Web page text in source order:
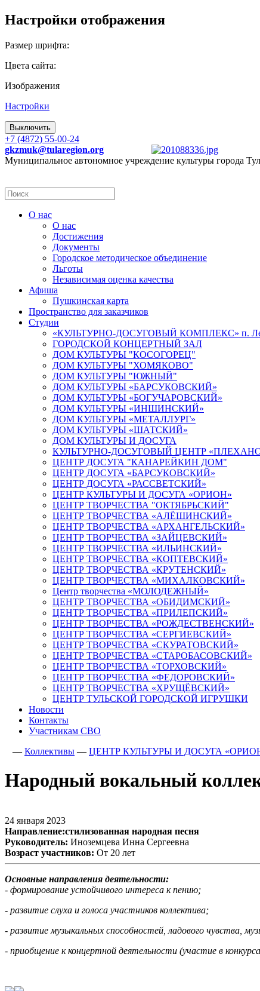
Настройки отображения
Размер шрифта:
Цвета сайта:
Изображения
Настройки
Выключить
+7 (4872) 55-00-24
gkzmuk@tularegion.org
Муниципальное автономное учреждение культуры города
О нас
О нас
Достижения
Документы
Городское методическое объединение
Льготы
Независимая оценка качества
Афиша
Пушкинская карта
Пространство для заказчиков
Студии
«КУЛЬТУРНО-ДОСУГОВЫЙ КОМПЛЕКС» п.
ГОРОДСКОЙ КОНЦЕРТНЫЙ ЗАЛ
ДОМ КУЛЬТУРЫ "КОСОГОРЕЦ"
ДОМ КУЛЬТУРЫ "ХОМЯКОВО"
ДОМ КУЛЬТУРЫ "ЮЖНЫЙ"
ДОМ КУЛЬТУРЫ «БАРСУКОВСКИЙ»
ДОМ КУЛЬТУРЫ «БОГУЧАРОВСКИЙ»
ДОМ КУЛЬТУРЫ «ИНШИНСКИЙ»
ДОМ КУЛЬТУРЫ «МЕТАЛЛУРГ»
ДОМ КУЛЬТУРЫ «ШАТСКИЙ»
ДОМ КУЛЬТУРЫ И ДОСУГА
КУЛЬТУРНО-ДОСУГОВЫЙ ЦЕНТР
ЦЕНТР ДОСУГА "КАНАРЕЙКИН ДОМ"
ЦЕНТР ДОСУГА «БАРСУКОВСКИЙ»
ЦЕНТР ДОСУГА «РАССВЕТСКИЙ»
ЦЕНТР КУЛЬТУРЫ И ДОСУГА «ОРИОН»
ЦЕНТР ТВОРЧЕСТВА "ОКТЯБРЬСКИЙ"
ЦЕНТР ТВОРЧЕСТВА «АЛЁШИНСКИЙ»
ЦЕНТР ТВОРЧЕСТВА «АРХАНГЕЛЬСКИЙ»
ЦЕНТР ТВОРЧЕСТВА «ЗАЙЦЕВСКИЙ»
ЦЕНТР ТВОРЧЕСТВА «ИЛЬИНСКИЙ»
ЦЕНТР ТВОРЧЕСТВА «КОПТЕВСКИЙ»
ЦЕНТР ТВОРЧЕСТВА «КРУТЕНСКИЙ»
ЦЕНТР ТВОРЧЕСТВА «МИХАЛКОВСКИЙ»
Центр творчества «МОЛОДЕЖНЫЙ»
ЦЕНТР ТВОРЧЕСТВА «ОБИДИМСКИЙ»
ЦЕНТР ТВОРЧЕСТВА «ПРИЛЕПСКИЙ»
ЦЕНТР ТВОРЧЕСТВА «РОЖДЕСТВЕНСКИЙ»
ЦЕНТР ТВОРЧЕСТВА «СЕРГИЕВСКИЙ»
ЦЕНТР ТВОРЧЕСТВА «СКУРАТОВСКИЙ»
ЦЕНТР ТВОРЧЕСТВА «СТАРОБАСОВСКИЙ»
ЦЕНТР ТВОРЧЕСТВА «ТОРХОВСКИЙ»
ЦЕНТР ТВОРЧЕСТВА «ФЕДОРОВСКИЙ»
ЦЕНТР ТВОРЧЕСТВА «ХРУЩЁВСКИЙ»
ЦЕНТР ТУЛЬСКОЙ ГОРОДСКОЙ ИГРУШКИ
Новости
Контакты
Участникам СВО
— Коллективы — ЦЕНТР КУЛЬТУРЫ И ДОСУГА
Народный вокальный
24 января 2023
Направление:стилизованная народная песня
Руководитель: Иноземцева Инна Сергеевна
Возраст участников: От 20 лет
Основные направления деятельности:
- формирование устойчивого интереса к пению;
- развитие слуха и голоса участников коллектива;
- развитие музыкальных способностей, ладового чувства,
- приобщение к концертной деятельности (участие в